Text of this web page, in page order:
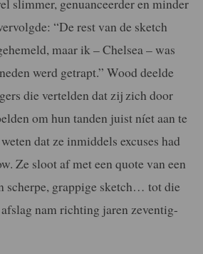
“De rest van de sketch
maar ik – Chelsea – was
werd getrapt.” Wood deelde
die vertelden dat zij zich door
om hun tanden juist níet aan te
dat ze inmiddels excuses had
Ze sloot af met een quote van een
scherpe, grappige sketch… tot die
nam richting jaren zeventig-